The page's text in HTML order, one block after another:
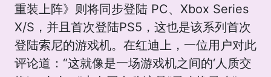
重装上阵》则将同步登陆 PC、Xbox Series
X/S，并且首次登陆PS5，这也是该系列首次
登陆索尼的游戏机。在红迪上，一位用户对此
评论道：“这就像是一场游戏机之间的‘人质交